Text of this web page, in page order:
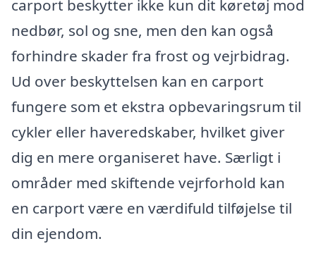
carport beskytter ikke kun dit køretøj mod
nedbør, sol og sne, men den kan også
forhindre skader fra frost og vejrbidrag.
Ud over beskyttelsen kan en carport
fungere som et ekstra opbevaringsrum til
cykler eller haveredskaber, hvilket giver
dig en mere organiseret have. Særligt i
områder med skiftende vejrforhold kan
en carport være en værdifuld tilføjelse til
din ejendom.